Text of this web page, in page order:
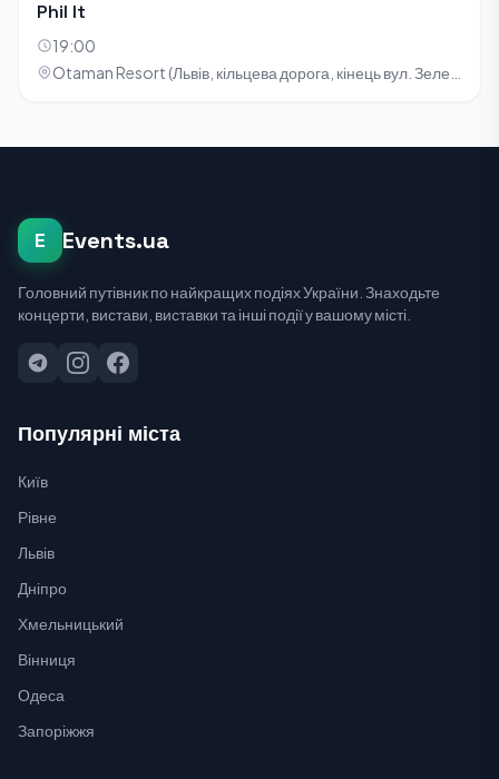
Phil It
19:00
E Events.ua
Головний путівник по найкращих подіях України. Знаходьте
концерти, вистави, виставки та інші події у вашому місті.
Популярні міста
Київ
Рівне
Львів
Дніпро
Хмельницький
Вінниця
Одеса
Запоріжжя